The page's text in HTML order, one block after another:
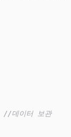
//데이터 보관